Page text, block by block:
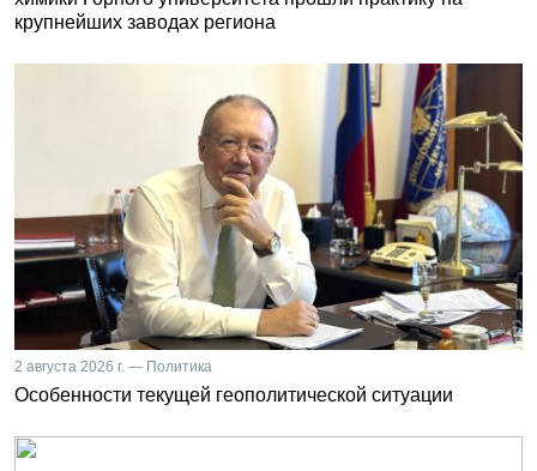
крупнейших заводах региона
2 августа 2026 г. — Политика
Особенности текущей геополитической ситуации